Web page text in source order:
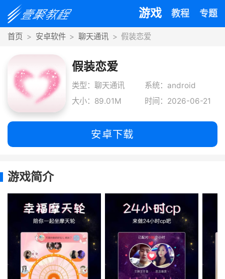
游戏 教程 专题
首页 安卓软件 聊天通讯 假装恋爱
假装恋爱
类型：聊天通讯
系统：android
大小：89.01M
时间：2026-06-21
安卓下载
游戏简介